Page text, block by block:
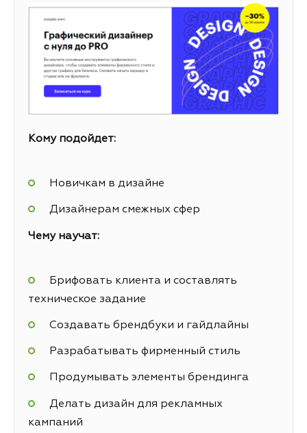
Кому подойдет:
Новичкам в дизайне
Дизайнерам смежных сфер
Чему научат:
Брифовать клиента и составлять
техническое задание
Создавать брендбуки и гайдлайны
Разрабатывать фирменный стиль
Продумывать элементы брендинга
Делать дизайн для рекламных
кампаний